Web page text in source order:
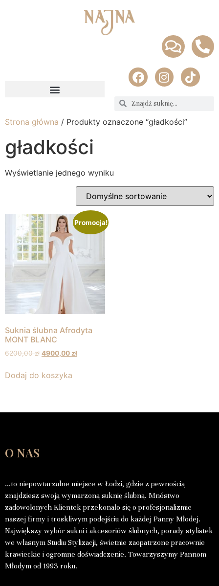
Strona główna / Produkty oznaczone “gładkości”
gładkości
Wyświetlanie jednego wyniku
Promocja!
Suknia ślubna Afrodyta
MONT BLANC
6200,00zł 4900,00zł
Dodaj do koszyka
O NAS
…to niepowtarzalne miejsce w Łodzi, gdzie z pewnością
znajdziesz swoją wymarzoną suknię ślubną. Mnóstwo
zadowolonych Klientek przekonało się o profesjonalizmie
naszej firmy i troskliwym podejściu do każdej Panny Młodej.
Największy wybór sukni i akcesoriów ślubnych, porady stylistek
we własnym Studiu Stylizacji, świetnie zaopatrzone pracownie
krawieckie i ogromne doświadczenie. Towarzyszymy Pannom
Młodym od 1993 roku.